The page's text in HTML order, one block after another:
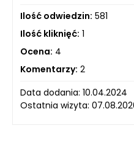
Ilość odwiedzin: 581
Ilość kliknięć: 1
Ocena: 4
Komentarzy: 2
Data dodania: 10.04.2024
Ostatnia wizyta: